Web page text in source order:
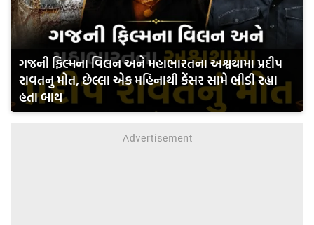
ગજની ફિલ્મના વિલન અને મહાભારતના અશ્વથામા પ્રદીપ
રાવતનુ મોત, છેલ્લા એક મહિનાથી કેંસર સામે ભીડી રહ્યા
હતા બાથ